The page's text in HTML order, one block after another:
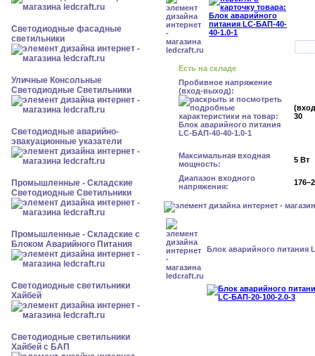
Светодиодные фасадные
светильники
Уличные Консольные
Светодиодные Светильники
Светодиодные аварийно-
эвакуационные указатели
Промышленные - Складские
Светодиодные Светильники
Промышленные - Складские с
Блоком Аварийного Питания
Светодиодные светильники
Хайбей
Светодиодные светильники
Хайбей с БАП
Есть на складе
Пробивное напряжение
(вход-выход):
30
Максимальная входная
мощность:
5 Вт
Диапазон входного
напряжения:
Блок аварийного питания